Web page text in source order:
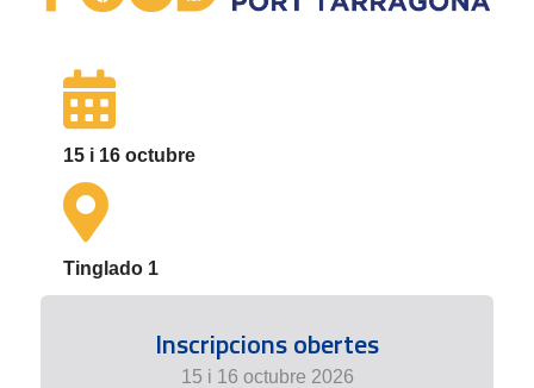
15 i 16 octubre
Tinglado 1
Inscripcions obertes
15 i 16 octubre 2026